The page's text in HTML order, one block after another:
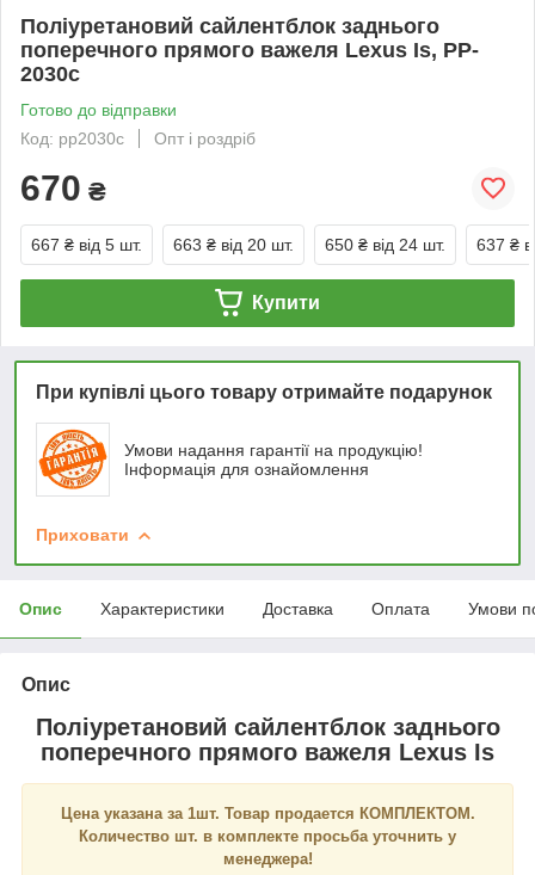
Поліуретановий сайлентблок заднього
поперечного прямого важеля Lexus Is, PP-
2030c
Готово до відправки
Код: pp2030c
Опт і роздріб
670 ₴
667 ₴ від 5 шт. 663 ₴ від 20 шт. 650 ₴ від 24 шт. 637 ₴
Купити
При купівлі цього товару отримайте подарунок
Умови надання гарантії на продукцію!
Інформація для ознайомлення
Приховати
Опис Характеристики Доставка Оплата Умови
Опис
Поліуретановий сайлентблок заднього
поперечного прямого важеля Lexus Is
Цена указана за 1шт. Товар продается КОМПЛЕКТОМ.
Количество шт. в комплекте просьба уточнить у
менеджера!